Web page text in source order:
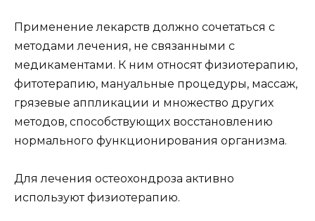
Применение лекарств должно сочетаться с
методами лечения, не связанными с
медикаментами. К ним относят физиотерапию,
фитотерапию, мануальные процедуры, массаж,
грязевые аппликации и множество других
методов, способствующих восстановлению
нормального функционирования организма.
Для лечения остеохондроза активно
используют физиотерапию.